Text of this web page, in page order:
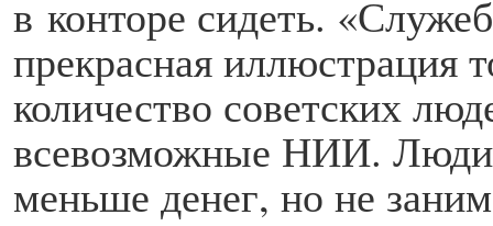
в конторе сидеть.
прекрасная иллюст­рация
количество советских
всевозможные НИИ. Люди
меньше денег, но не